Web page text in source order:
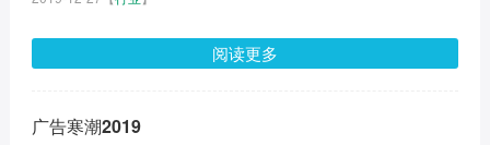
阅读更多
广告寒潮2019